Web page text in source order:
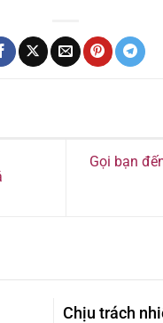
Gọi bạn
Chịu trách